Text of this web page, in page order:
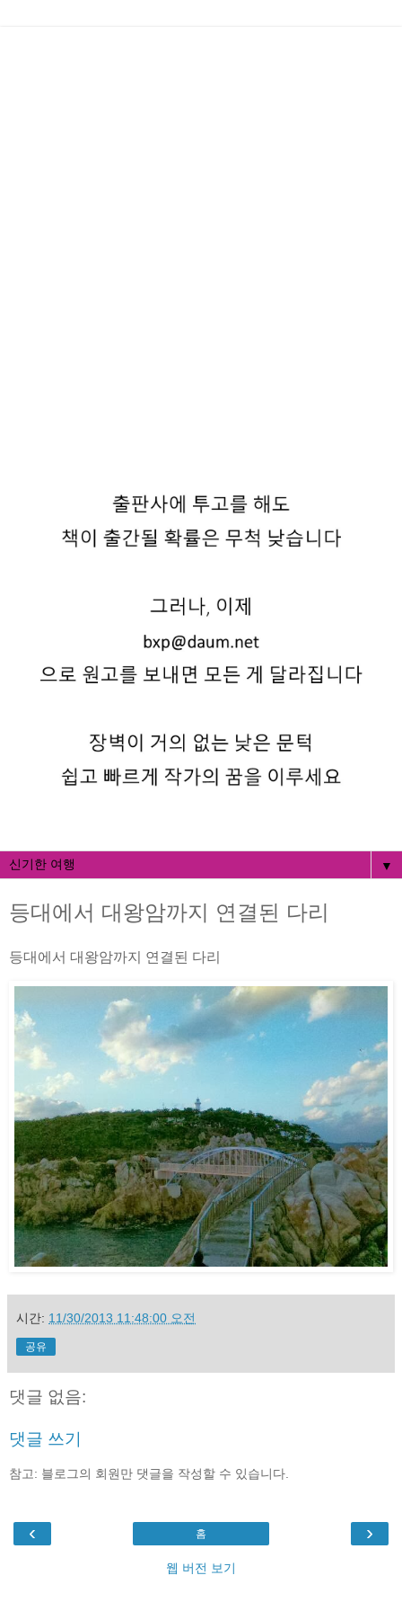
▼
등대에서 대왕암까지 연결된 다리
등대에서 대왕암까지 연결된 다리
시간: 11/30/2013 11:48:00 오전
공유
댓글 없음:
댓글 쓰기
참고: 블로그의 회원만 댓글을 작성할 수 있습니다.
‹ ›
홈
웹 버전 보기